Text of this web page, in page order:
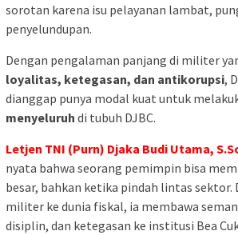
sorotan karena isu pelayanan lambat,
penyelundupan.
Dengan pengalaman panjang di militer
loyalitas, ketegasan, dan antikorupsi,
dianggap punya modal kuat untuk
menyeluruh di tubuh DJBC.
Letjen TNI (Purn) Djaka Budi Utama,
nyata bahwa seorang pemimpin bisa
besar, bahkan ketika pindah lintas sektor.
militer ke dunia fiskal, ia membawa
disiplin, dan ketegasan ke institusi Bea